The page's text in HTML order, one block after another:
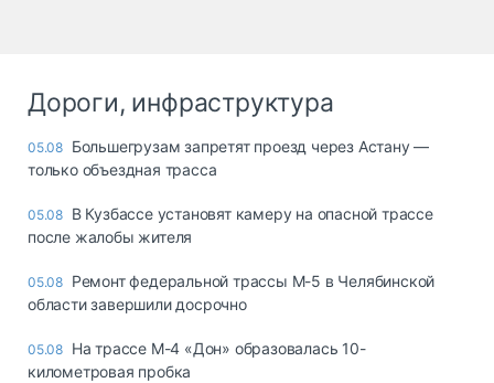
Дороги, инфраструктура
05.08 Большегрузам запретят проезд через Астану —
только объездная трасса
05.08 В Кузбассе установят камеру на опасной трассе
после жалобы жителя
05.08 Ремонт федеральной трассы М-5 в Челябинской
области завершили досрочно
05.08 На трассе М-4 «Дон» образовалась 10-
километровая пробка